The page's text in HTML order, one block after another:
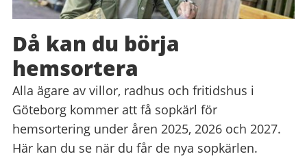
Då kan du börja
hemsortera
Alla ägare av villor, radhus och fritidshus i
Göteborg kommer att få sopkärl för
hemsortering under åren 2025, 2026 och 2027.
Här kan du se när du får de nya sopkärlen.